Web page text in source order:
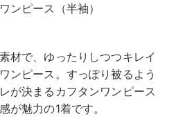
ンピース（半袖）
材で、ゆったりしつつキレイ
ンピース。すっぽり被るよう
が決まるカフタンワンピース
が魅力の1着です。